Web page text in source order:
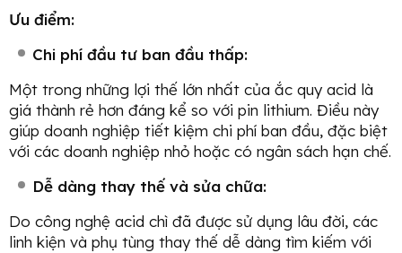
Ưu điểm:
Chi phí đầu tư ban đầu thấp:
Một trong những lợi thế lớn nhất của ắc quy acid là
giá thành rẻ hơn đáng kể so với pin lithium. Điều này
giúp doanh nghiệp tiết kiệm chi phí ban đầu, đặc biệt
với các doanh nghiệp nhỏ hoặc có ngân sách hạn chế.
Dễ dàng thay thế và sửa chữa:
Do công nghệ acid chì đã được sử dụng lâu đời, các
linh kiện và phụ tùng thay thế dễ dàng tìm kiếm với